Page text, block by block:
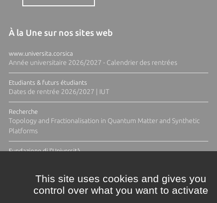
À la Une sur nos sites web
www.universita.corsica
Année universitaire 2026/2027 - Calendrier des rentrées
Etudiants & futurs étudiants
Dates de rentrée 2026/2027 | IUT
Recherche
Topology and Fractionalisation in Quantum Matter and Synthetic
Platforms
Fundazione di l'Università
This site uses cookies and gives you
control over what you want to activate